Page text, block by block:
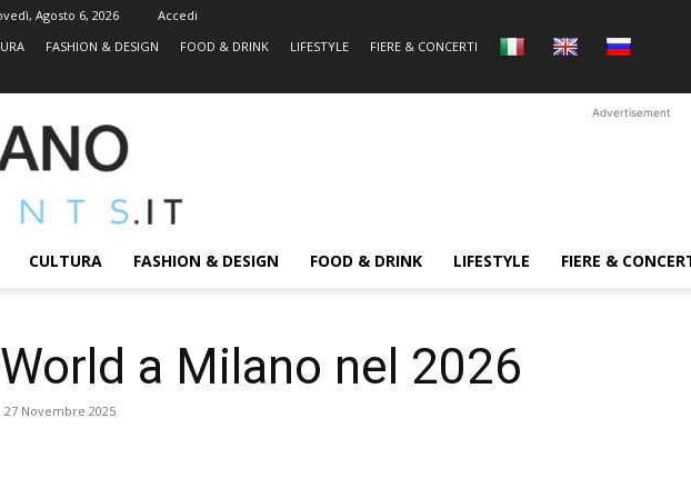
Agosto 6, 2026
Accedi
FASHION & DESIGN FOOD & DRINK LIFESTYLE FIERE & CONCERTI
MILANOEVENTS.IT
|
2.0
ed
Eventi
Advertisement
CULTURA FASHION & DESIGN FOOD & DRINK LIFESTYLE FIERE &
a Milano nel 2026
27 Novembre 2025